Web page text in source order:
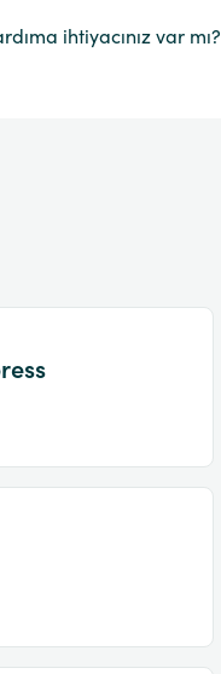
ihtiyacınız var mı?
2